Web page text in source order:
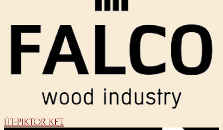
ÚT-PIKTOR KFT.